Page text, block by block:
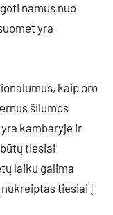
namus nuo
yra
kaip oro
šilumos
kambaryje ir
tiesiai
laiku galima
tiesiai į